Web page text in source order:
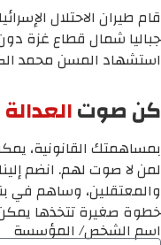
قام طيران الاحتلال
جباليا شمال قطاع غزة دون
استشهاد المسن محمد
كن صوتالعدالة
بمساهمتك القانونية،
لمن لا صوت لهم. انضم
والمعتقلين، وساهم في
خطوة صغيرة تتخذها يمكن
اسم الشخص/ المؤسسة